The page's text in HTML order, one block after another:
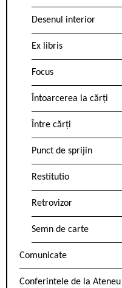
Desenul interior
Ex libris
Focus
Întoarcerea la cărți
Între cărți
Punct de sprijin
Restitutio
Retrovizor
Semn de carte
Comunicate
Conferintele de la Ateneu